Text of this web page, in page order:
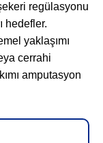
regülasyonu
hedefler.
yaklaşımı
cerrahi
amputasyon